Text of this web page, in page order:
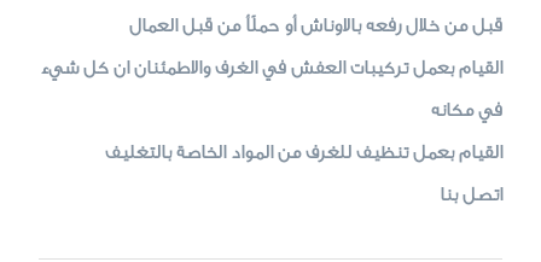
قبل من خلال رفعه بالاوناش أو حملًأ من قبل العمال
القيام بعمل تركيبات العفش في الغرف والاطمئنان ان كل شيء
في مكانه
القيام بعمل تنظيف للغرف من المواد الخاصة بالتغليف
اتصل بنا